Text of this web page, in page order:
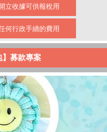
立收據可供報稅用
何行政手續的費用
】募款專案